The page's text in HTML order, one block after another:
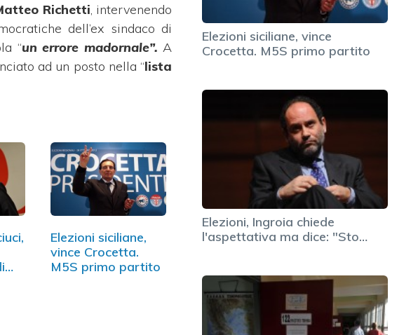
Richetti , intervenendo
dell’ex sindaco di
“un errore madornale”. A
ad un posto nella “lista
Elezioni siciliane,
vince Crocetta.
M5S primo partito
Elezioni siciliane, vince
Crocetta. M5S primo partito
Elezioni, Ingroia chiede
l'aspettativa ma dice: "Sto…